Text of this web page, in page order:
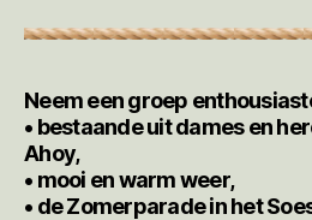
Neem een groep
• bestaande uit dames en
Ahoy,
• mooi en warm weer,
• de Zomerparade in het